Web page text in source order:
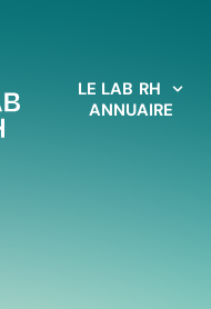
LE LAB RH
ANNUAIRE